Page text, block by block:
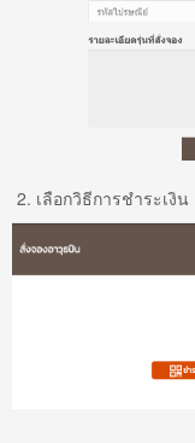
2. เลือกวิธีการชำระเงิน